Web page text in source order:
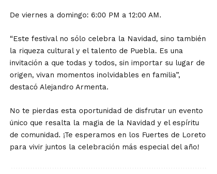
De viernes a domingo: 6:00 PM a 12:00 AM.
“Este festival no sólo celebra la Navidad, sino también
la riqueza cultural y el talento de Puebla. Es una
invitación a que todas y todos, sin importar su lugar de
origen, vivan momentos inolvidables en familia”,
destacó Alejandro Armenta.
No te pierdas esta oportunidad de disfrutar un evento
único que resalta la magia de la Navidad y el espíritu
de comunidad. ¡Te esperamos en los Fuertes de Loreto
para vivir juntos la celebración más especial del año!